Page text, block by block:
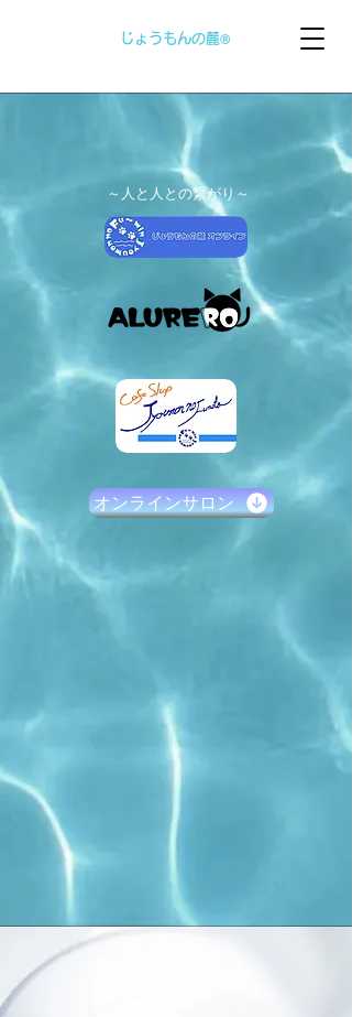
じょうもんの麓Ⓡ
​～人と人との繋がり～
オンラインサロン